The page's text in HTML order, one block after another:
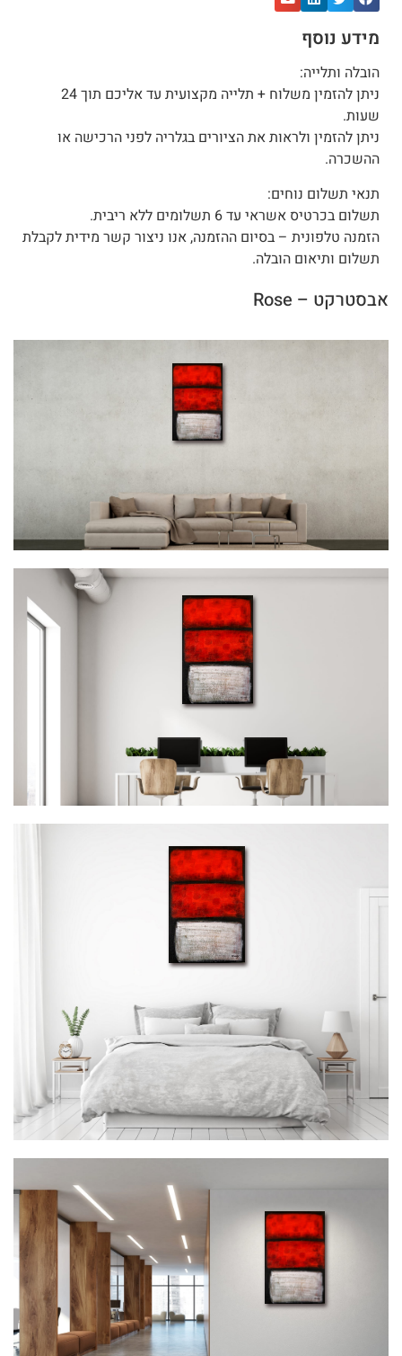
מידע נוסף
הובלה ותלייה:
ניתן להזמין משלוח + תלייה מקצועית עד אליכם תוך 24
שעות.
ניתן להזמין ולראות את הציורים בגלריה לפני הרכישה או
ההשכרה.
תנאי תשלום נוחים:
תשלום בכרטיס אשראי עד 6 תשלומים ללא ריבית.
הזמנה טלפונית – בסיום ההזמנה, אנו ניצור קשר מידית לקבלת
תשלום ותיאום הובלה.
אבסטרקט – Rose